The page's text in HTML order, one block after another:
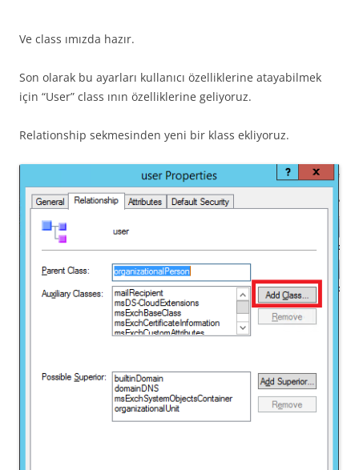
Ve class ımızda hazır.
Son olarak bu ayarları kullanıcı özelliklerine atayabilmek
için “User” class ının özelliklerine geliyoruz.
Relationship sekmesinden yeni bir klass ekliyoruz.